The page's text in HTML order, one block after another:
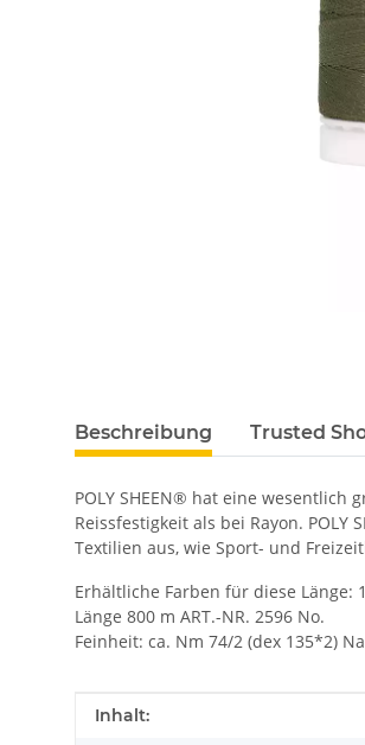
Beschreibung Trusted
POLY SHEEN® hat eine
Reissfestigkeit als bei Rayon.
Textilien aus, wie Sport- und
Erhältliche Farben für diese Länge:
Länge 800 m ART.-NR. 2596 No.
Feinheit: ca. Nm 74/2 (dex 135*2)
Produkteigenschaft
Wert
Inhalt: